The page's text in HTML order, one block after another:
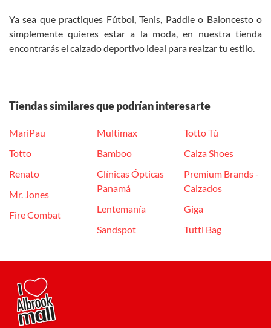
Ya sea que practiques Fútbol, Tenis, Paddle o Baloncesto o
simplemente quieres estar a la moda, en nuestra tienda
encontrarás el calzado deportivo ideal para realzar tu estilo.
Tiendas similares que podrían interesarte
MariPau
Totto
Renato
Mr. Jones
Fire Combat
Multimax
Bamboo
Clínicas Ópticas
Panamá
Lentemanía
Sandspot
Totto Tú
Calza Shoes
Premium Brands -
Calzados
Giga
Tutti Bag